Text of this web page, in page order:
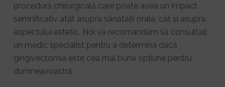
procedură chirurgicală care poate avea un impact
semnificativ atât asupra sănătății orale, cât și asupra
aspectului estetic. Noi vă recomandăm să consultați
un medic specialist pentru a determina dacă
gingivectomia este cea mai bună opțiune pentru
dumneavoastră.